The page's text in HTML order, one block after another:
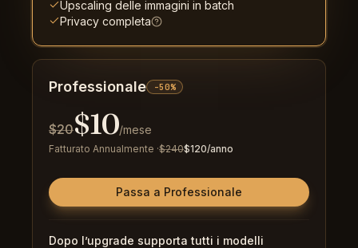
Professionale -50%
$20$10/mese
Fatturato Annualmente ·$240$120/anno
Passa a Professionale
Dopo l’upgrade supporta tutti i modelli
Upscaling delle immagini in batch
Privacy completa